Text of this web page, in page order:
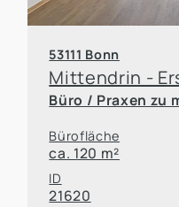
53111 Bonn
Büro / Praxen zu
Bürofläche
ca. 120 m²
ID
21620